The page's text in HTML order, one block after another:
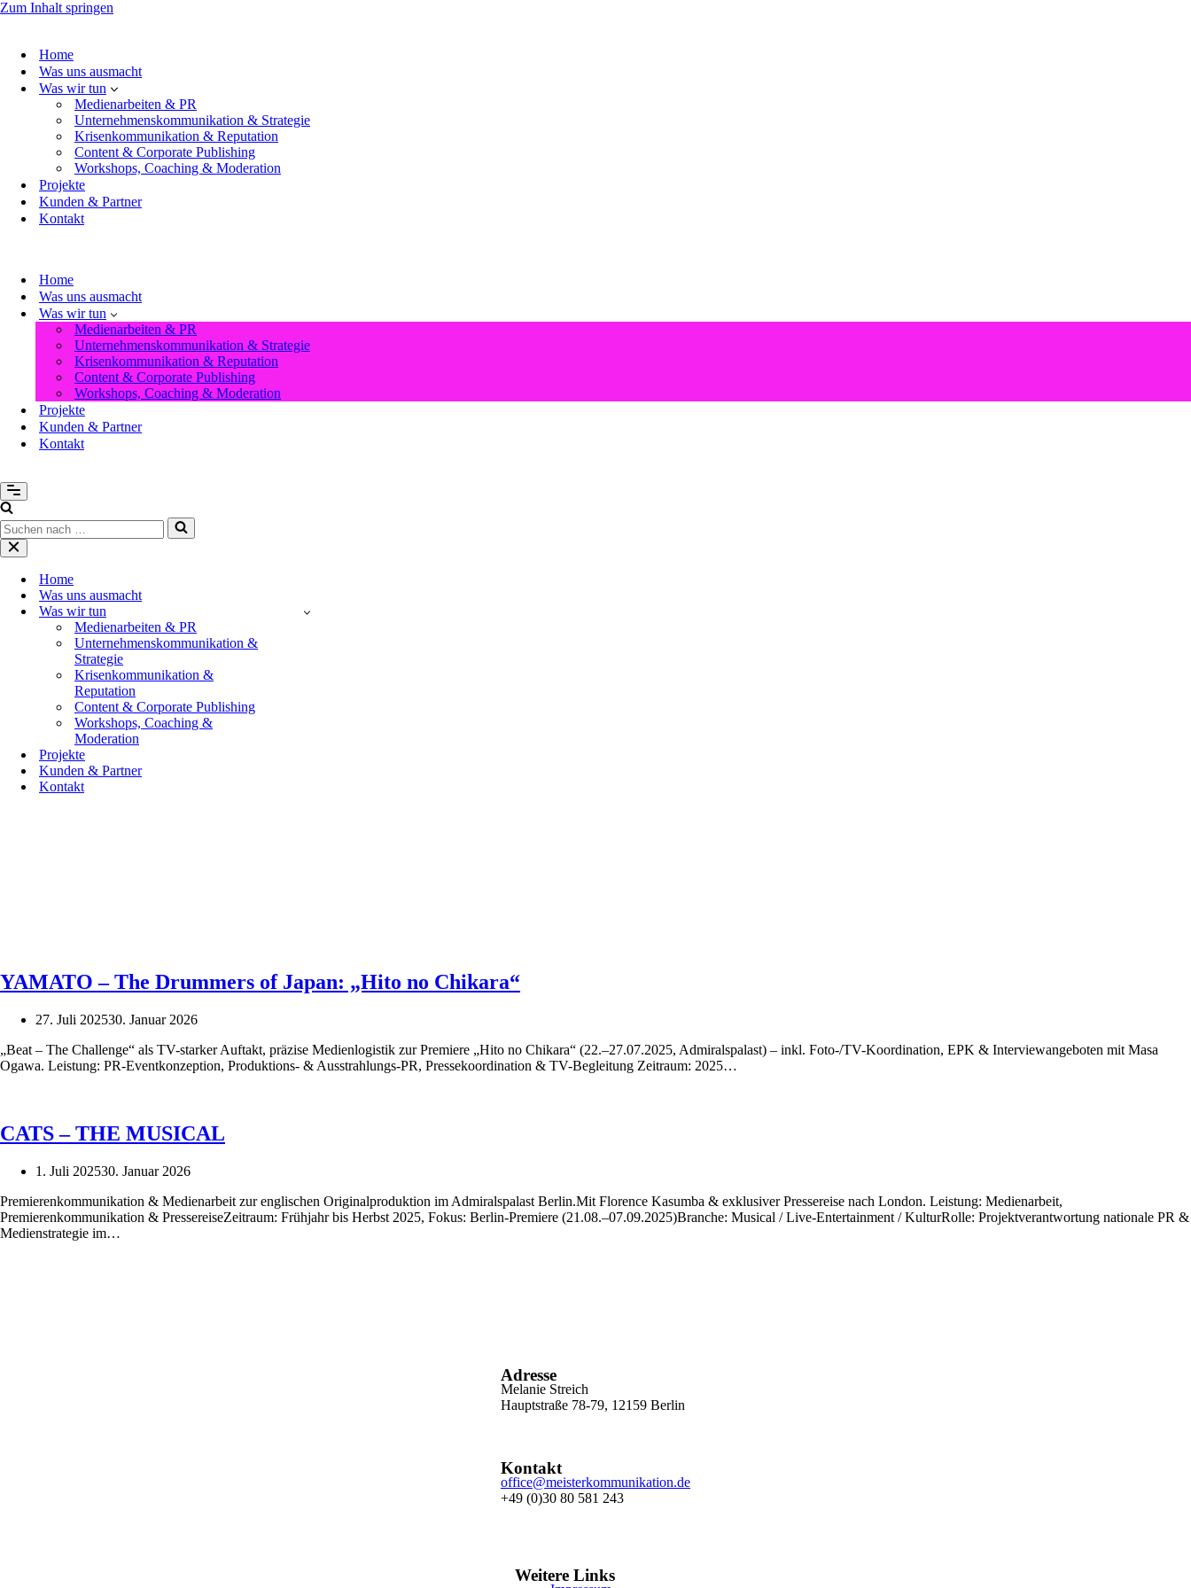
Zum Inhalt springen
Home
Was uns ausmacht
Was wir tun
Medienarbeiten & PR
Unternehmenskommunikation & Strategie
Krisenkommunikation & Reputation
Content & Corporate Publishing
Workshops, Coaching & Moderation
Projekte
Kunden & Partner
Kontakt
Home
Was uns ausmacht
Was wir tun
Medienarbeiten & PR
Unternehmenskommunikation & Strategie
Krisenkommunikation & Reputation
Content & Corporate Publishing
Workshops, Coaching & Moderation
Projekte
Kunden & Partner
Kontakt
Navigationsmenü
Suchen
nach …
Navigationsmenü
Home
Was uns ausmacht
Was wir tun
Medienarbeiten & PR
Unternehmenskommunikation &
Strategie
Krisenkommunikation &
Reputation
Content & Corporate Publishing
Workshops, Coaching &
Moderation
Projekte
Kunden & Partner
Kontakt
YAMATO – The Drummers of Japan: „Hito no Chikara“
27. Juli 202530. Januar 2026
„Beat – The Challenge“ als TV-starker Auftakt, präzise Medienlogistik zur Premiere „Hito no Chikara“ (22.–27.07.2025, Admiralspalast) – inkl. Foto-/TV-Koordination, EPK & Interviewangeboten mit Masa
Ogawa. Leistung: PR-Eventkonzeption, Produktions- & Ausstrahlungs-PR, Pressekoordination & TV-Begleitung Zeitraum: 2025…
CATS – THE MUSICAL
1. Juli 202530. Januar 2026
Premierenkommunikation & Medienarbeit zur englischen Originalproduktion im Admiralspalast Berlin.Mit Florence Kasumba & exklusiver Pressereise nach London. Leistung: Medienarbeit,
Premierenkommunikation & PressereiseZeitraum: Frühjahr bis Herbst 2025, Fokus: Berlin-Premiere (21.08.–07.09.2025)Branche: Musical / Live-Entertainment / KulturRolle: Projektverantwortung nationale PR &
Medienstrategie im…
Adresse
Melanie Streich
Hauptstraße 78-79, 12159 Berlin
Kontakt
office@meisterkommunikation.de
+49 (0)30 80 581 243
Weitere Links